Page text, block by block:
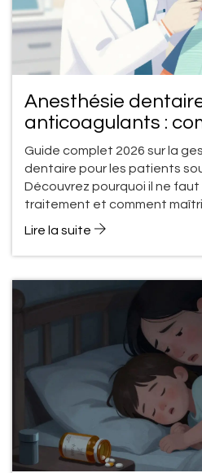
Anesthésie
anticoagulants :
minimiser les effets
2026
Guide complet 2026 sur la
dentaire pour les patients
Découvrez pourquoi il ne
traitement et comment
Lire la suite